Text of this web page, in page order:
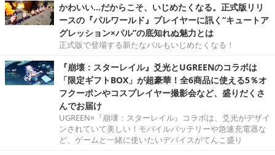
かわいい…だからこそ、いじめたくなる。正式版リリ
ースの『パルワールド』プレイヤーに訊く“キュートア
グレッション×パル”の底知れぬ魅力とは
正式版で登場する新たなパルもいじめたくなる！
『崩壊：スターレイル』爻光とUGREENのコラボは
「限定ギフトBOX」が超豪華！全6商品に使える5％オ
フクーポンやコスプレイヤー撮影会など、盛りだくさ
んでお届け
UGREEN×『崩壊：スターレイル』コラボは、爻光がデザイ
ンされていて美しい！モバイルバッテリーや急速充電器な
ど、ゲームと一緒に使いたいデバイスがてんこ盛り